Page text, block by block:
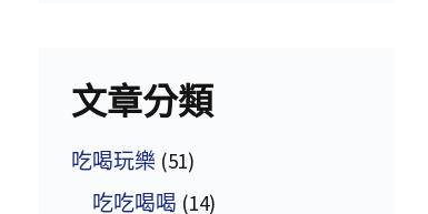
文章分類
吃喝玩樂 (51)
吃吃喝喝 (14)